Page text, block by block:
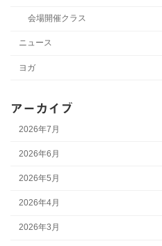
会場開催クラス
ニュース
ヨガ
アーカイブ
2026年7月
2026年6月
2026年5月
2026年4月
2026年3月